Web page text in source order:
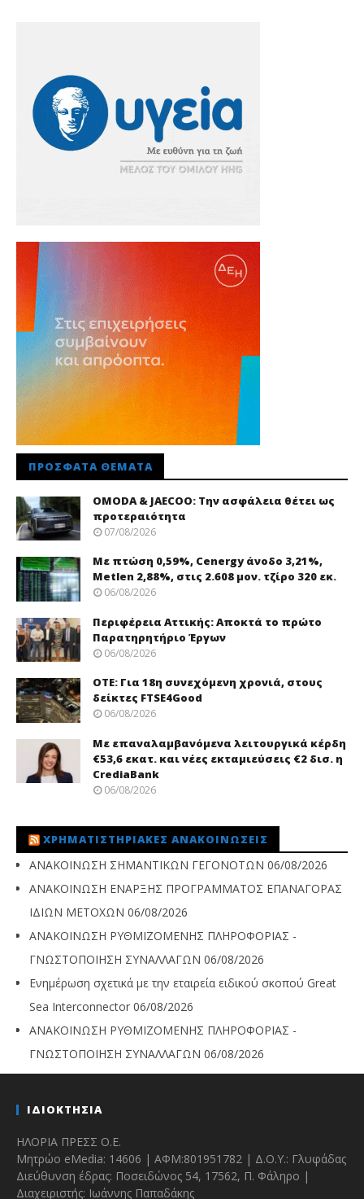
ΠΡΌΣΦΑΤΑ ΘΈΜΑΤΑ
OMODA & JAECOO: Την ασφάλεια θέτει ως
προτεραιότητα
07/08/2026
Με πτώση 0,59%, Cenergy άνοδο 3,21%,
Metlen 2,88%, στις 2.608 μον. τζίρο 320 εκ.
06/08/2026
Περιφέρεια Αττικής: Αποκτά το πρώτο
Παρατηρητήριο Έργων
06/08/2026
ΟΤΕ: Για 18η συνεχόμενη χρονιά, στους
δείκτες FTSE4Good
06/08/2026
Με επαναλαμβανόμενα λειτουργικά κέρδη
€53,6 εκατ. και νέες εκταμιεύσεις €2 δισ. η
CrediaBank
06/08/2026
ΧΡΗΜΑΤΙΣΤΗΡΙΑΚΈΣ ΑΝΑΚΟΙΝΏΣΕΙΣ
ΑΝΑΚΟΙΝΩΣΗ ΣΗΜΑΝΤΙΚΩΝ ΓΕΓΟΝΟΤΩΝ 06/08/2026
ΑΝΑΚΟΙΝΩΣΗ ΕΝΑΡΞΗΣ ΠΡΟΓΡΑΜΜΑΤΟΣ ΕΠΑΝΑΓΟΡΑΣ
ΙΔΙΩΝ ΜΕΤΟΧΩΝ 06/08/2026
ΑΝΑΚΟΙΝΩΣΗ ΡΥΘΜΙΖΟΜΕΝΗΣ ΠΛΗΡΟΦΟΡΙΑΣ -
ΓΝΩΣΤΟΠΟΙΗΣΗ ΣΥΝΑΛΛΑΓΩΝ 06/08/2026
Ενημέρωση σχετικά με την εταιρεία ειδικού σκοπού Great
Sea Interconnector 06/08/2026
ΑΝΑΚΟΙΝΩΣΗ ΡΥΘΜΙΖΟΜΕΝΗΣ ΠΛΗΡΟΦΟΡΙΑΣ -
ΓΝΩΣΤΟΠΟΙΗΣΗ ΣΥΝΑΛΛΑΓΩΝ 06/08/2026
ΙΔΙΟΚΤΗΣΙΑ
ΗΛΟΡΙΑ ΠΡΕΣΣ Ο.Ε.
Μητρώο eMedia: 14606 | ΑΦΜ:801951782 | Δ.Ο.Υ.: Γλυφάδας
Διεύθυνση έδρας: Ποσειδώνος 54, 17562, Π. Φάληρο |
Διαχειριστής: Ιωάννης Παπαδάκης